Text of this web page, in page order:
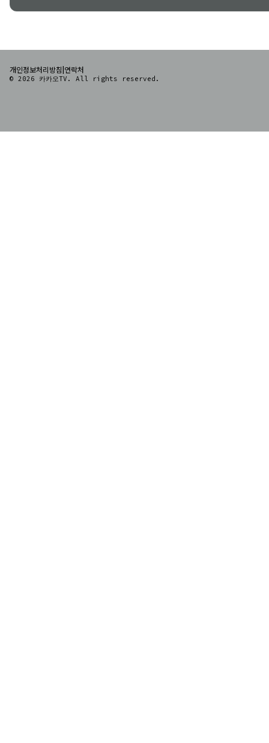
개인정보처리방침 연락처
© 2026 카카오TV. All rights reserved.